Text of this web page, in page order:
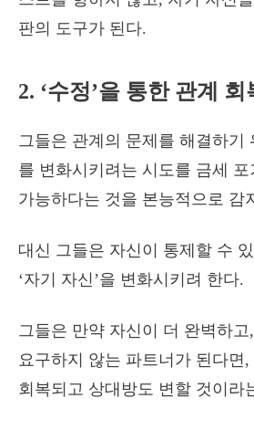
판의 도구가 된다.
2. ‘수정’을 통한 관계
그들은 관계의 문제를 해결하기
를 변화시키려는 시도를 금세
가능하다는 것을 본능적으로 감
대신 그들은 자신이 통제할 수
‘자기 자신’을 변화시키려 한다.
그들은 만약 자신이 더 완벽하고
요구하지 않는 파트너가 된다면
회복되고 상대방도 변할 것이라